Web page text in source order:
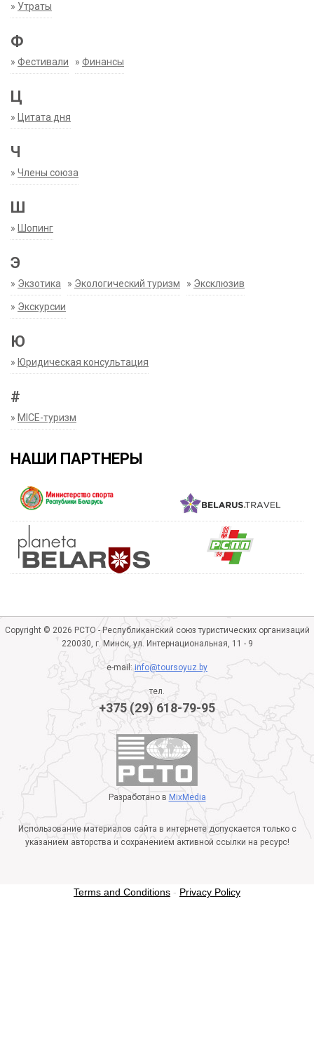
» Утраты
Ф
» Фестивали » Финансы
Ц
» Цитата дня
Ч
» Члены союза
Ш
» Шопинг
Э
» Экзотика » Экологический туризм » Эксклюзив
» Экскурсии
Ю
» Юридическая консультация
#
» MICE-туризм
НАШИ ПАРТНЕРЫ
Copyright © 2026 РСТО - Республиканский союз туристических организаций
220030, г. Минск, ул. Интернациональная, 11 - 9
e-mail:info@toursoyuz.by
тел.
+375 (29) 618-79-95
Разработано в MixMedia
Использование материалов сайта в интернете допускается только с
указанием авторства и сохранением активной ссылки на ресурс!
Terms and Conditions - Privacy Policy